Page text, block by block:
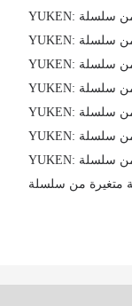
YUKEN: مضخة مكبسية متغيرة من سلسلة A70-F-R-01-C-S-60
YUKEN: مضخة مكبسية متغيرة من سلسلة A70-F-R-01-B-S-60
YUKEN: مضخة مكبسية متغيرة من سلسلة A70-F-R-01-H-S-60
YUKEN: مضخة مكبسية متغيرة من سلسلة A70-L-R-01-K-S-60
YUKEN: مضخة مكبسية متغيرة من سلسلة A70-L-R-01-C-S-60
YUKEN: مضخة مكبسية متغيرة من سلسلة A70-L-R-01-B-S-60
YUKEN: مضخة مكبسية متغيرة من سلسلة A70-L-R-01-H-S-60